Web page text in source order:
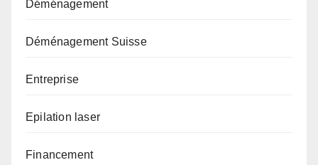
Déménagement
Déménagement Suisse
Entreprise
Epilation laser
Financement